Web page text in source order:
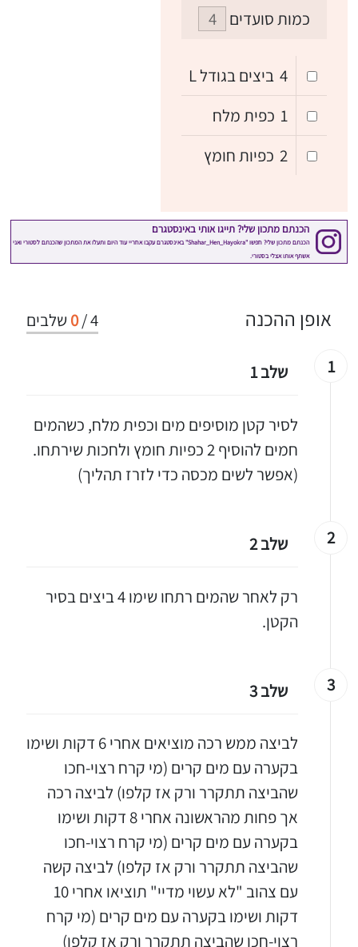
כמות סועדים
4 ביצים בגודל L
1 כפית מלח
2 כפיות חומץ
4
/
0 שלבים אופן ההכנה
1 שלב 1
לסיר קטן מוסיפים מים וכפית מלח, כשהמים
חמים להוסיף 2 כפיות חומץ ולחכות שירתחו.
(אפשר לשים מכסה כדי לזרז תהליך)
2 שלב 2
רק לאחר שהמים רתחו שימו 4 ביצים בסיר
הקטן.
3 שלב 3
לביצה ממש רכה מוציאים אחרי 6 דקות ושימו
בקערה עם מים קרים (מי קרח רצוי-חכו
שהביצה תתקרר ורק אז קלפו) לביצה רכה
אך פחות מהראשונה אחרי 8 דקות ושימו
בקערה עם מים קרים (מי קרח רצוי-חכו
שהביצה תתקרר ורק אז קלפו) לביצה קשה
עם צהוב "לא עשוי מדיי" תוציאו אחרי 10
דקות ושימו בקערה עם מים קרים (מי קרח
רצוי-חכו שהביצה תתקרר ורק אז קלפו)